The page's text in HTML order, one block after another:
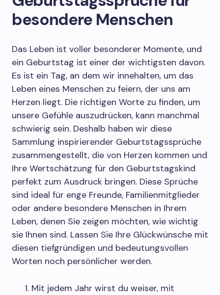
besondere Menschen
Das Leben ist voller besonderer Momente, und
ein Geburtstag ist einer der wichtigsten davon.
Es ist ein Tag, an dem wir innehalten, um das
Leben eines Menschen zu feiern, der uns am
Herzen liegt. Die richtigen Worte zu finden, um
unsere Gefühle auszudrücken, kann manchmal
schwierig sein. Deshalb haben wir diese
Sammlung inspirierender Geburtstagssprüche
zusammengestellt, die von Herzen kommen und
Ihre Wertschätzung für den Geburtstagskind
perfekt zum Ausdruck bringen. Diese Sprüche
sind ideal für enge Freunde, Familienmitglieder
oder andere besondere Menschen in Ihrem
Leben, denen Sie zeigen möchten, wie wichtig
sie Ihnen sind. Lassen Sie Ihre Glückwünsche mit
diesen tiefgründigen und bedeutungsvollen
Worten noch persönlicher werden.
Mit jedem Jahr wirst du weiser, mit